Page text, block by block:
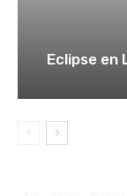
Eclipse en